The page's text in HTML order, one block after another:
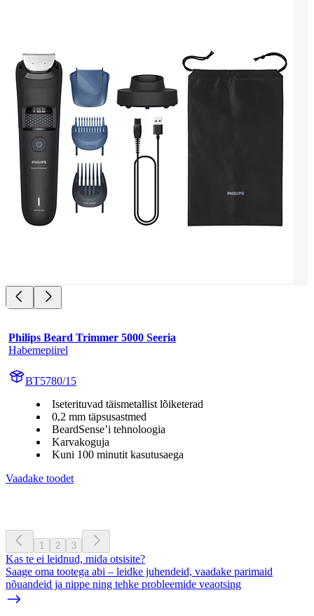
Philips Beard Trimmer 5000 Seeria
Habemepiirel
BT5780/15
Iseterituvad täismetallist lõiketerad
0,2 mm täpsusastmed
BeardSense’i tehnoloogia
Karvakoguja
Kuni 100 minutit kasutusaega
Vaadake toodet
1 2 3
Kas te ei leidnud, mida otsisite?
Saage oma tootega abi – leidke juhendeid, vaadake parimaid
nõuandeid ja nippe ning tehke probleemide veaotsing